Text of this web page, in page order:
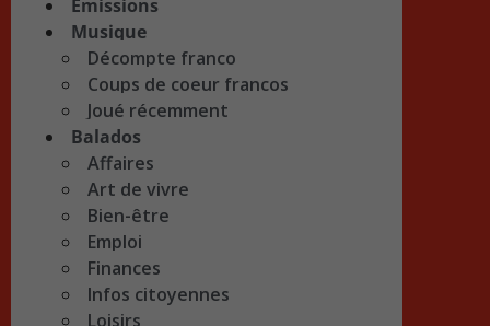
Émissions
Musique
Décompte franco
Coups de coeur francos
Joué récemment
Balados
Affaires
Art de vivre
Bien-être
Emploi
Finances
Infos citoyennes
Loisirs